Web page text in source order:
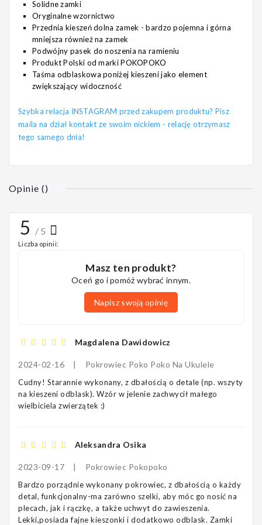
Solidne zamki
Oryginalne wzornictwo
Przednia kieszeń dolna zamek - bardzo pojemna i górna
mniejsza również na zamek
Podwójny pasek do noszenia na ramieniu
Produkt Polski od marki POKOPOKO
Taśma odblaskowa poniżej kieszeni jako element
zwiększający widoczność
Szybka relacja INSTAGRAM przed zakupem produktu? Pisz
maila na dział kontakt ze swoim nickiem - relację otrzymasz
tego samego dnia!
Opinie ()
5 / 5
Liczba opinii:
Masz ten produkt?
Oceń go i pomóż wybrać innym.
Napisz swoją opinię
Magdalena Dawidowicz
2024-02-16 | Pokrowiec Poko Poko Na Ukulele
Cudny! Starannie wykonany, z dbałością o detale (np. wszyty
na kieszeni odblask). Wzór w jelenie zachwycił małego
wielbiciela zwierzątek :)
Aleksandra Osika
2023-09-17 | Pokrowiec Pokopoko
Bardzo porządnie wykonany pokrowiec, z dbałością o każdy
detal, funkcjonalny-ma zarówno szelki, aby móc go nosić na
plecach, jak i rączkę, a także uchwyt do zawieszenia.
Lekki,posiada fajne kieszonki i dodatkowo odblask. Zamki